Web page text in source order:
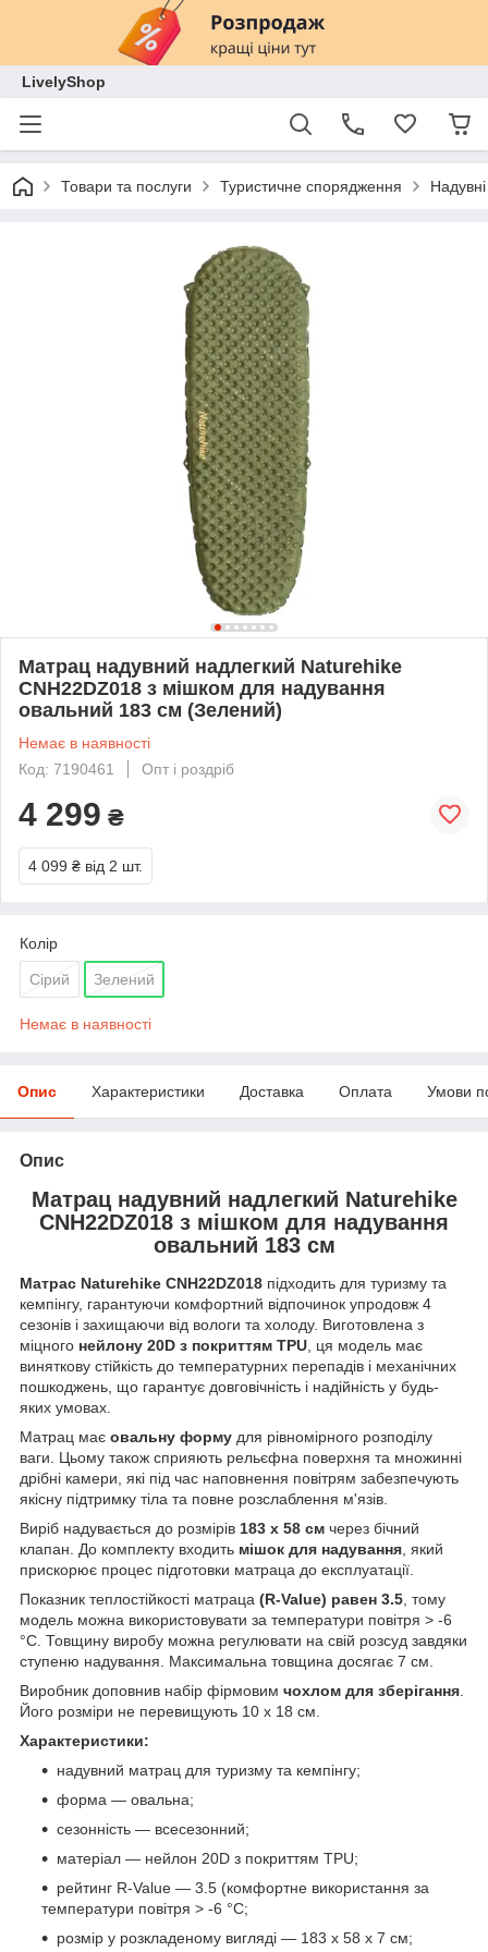
LivelyShop
Товари та послуги Туристичне спорядження
Матрац надувний надлегкий Naturehike
CNH22DZ018 з мішком для надування
овальний 183 см (Зелений)
Немає в наявності
Код: 7190461
Опт і роздріб
4 299 ₴
4 099 ₴ від 2 шт.
Колір
Сірий Зелений
Немає в наявності
Опис Характеристики Доставка Оплата Умови
Опис
Матрац надувний надлегкий Naturehike
CNH22DZ018 з мішком для надування
овальний 183 см
Матрас Naturehike CNH22DZ018 підходить для туризму та
кемпінгу, гарантуючи комфортний відпочинок упродовж 4
сезонів і захищаючи від вологи та холоду. Виготовлена з
міцного нейлону 20D з покриттям TPU, ця модель має
виняткову стійкість до температурних перепадів і механічних
пошкоджень, що гарантує довговічність і надійність у будь-
яких умовах.
Матрац має овальну форму для рівномірного розподілу
ваги. Цьому також сприяють рельєфна поверхня та множинні
дрібні камери, які під час наповнення повітрям забезпечують
якісну підтримку тіла та повне розслаблення м'язів.
Виріб надувається до розмірів 183 х 58 см через бічний
клапан. До комплекту входить мішок для надування, який
прискорює процес підготовки матраца до експлуатації.
Показник теплостійкості матраца (R-Value) равен 3.5, тому
модель можна використовувати за температури повітря > -6
°C. Товщину виробу можна регулювати на свій розсуд завдяки
ступеню надування. Максимальна товщина досягає 7 см.
Виробник доповнив набір фірмовим чохлом для зберігання.
Його розміри не перевищують 10 х 18 см.
Характеристики:
надувний матрац для туризму та кемпінгу;
форма — овальна;
сезонність — всесезонний;
матеріал — нейлон 20D з покриттям TPU;
рейтинг R-Value — 3.5 (комфортне використання за
температури повітря > -6 °C;
розмір у розкладеному вигляді — 183 х 58 х 7 см;